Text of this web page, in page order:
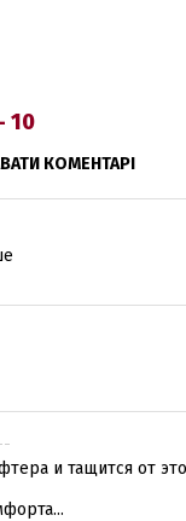
10
КОМЕНТАРІ
и тащится от